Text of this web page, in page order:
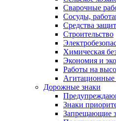
Сварочные
Сосуды,
Средства
Строительство
Химическая
Экономия и
Работы на
Агитационные
Дорожные знаки
Знаки
Запрещающие